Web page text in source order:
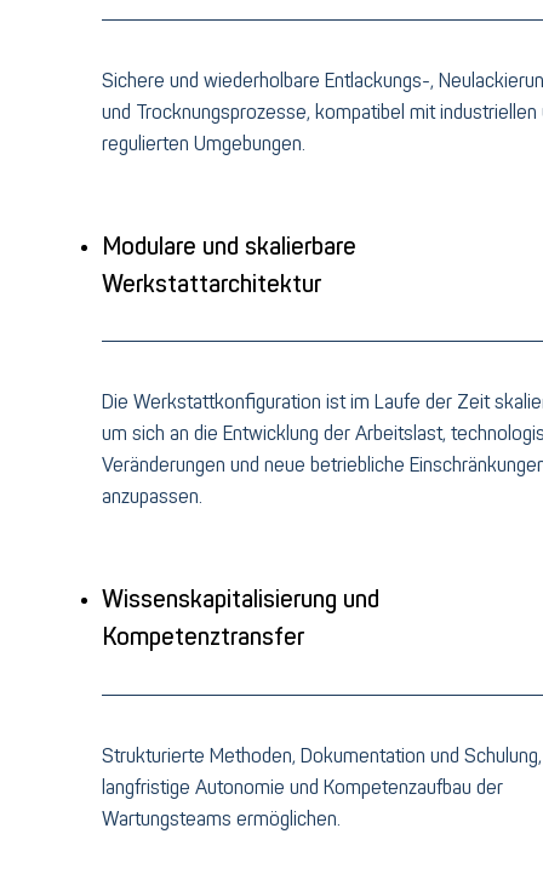
Sichere und wiederholbare Entlackungs-,
und Trocknungsprozesse, kompatibel mit industriellen
regulierten Umgebungen.
Modulare und skalierbare
Werkstattarchitektur
Die Werkstattkonfiguration ist im Laufe der Zeit
um sich an die Entwicklung der Arbeitslast,
Veränderungen und neue betriebliche
anzupassen.
Wissenskapitalisierung und
Kompetenztransfer
Strukturierte Methoden, Dokumentation und
langfristige Autonomie und Kompetenzaufbau der
Wartungsteams ermöglichen.